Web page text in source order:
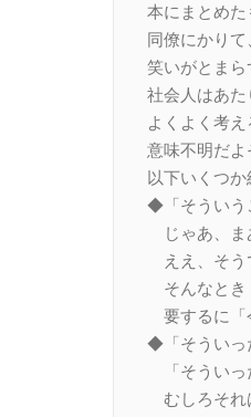
本にまとめた
同僚にかり
笑いがとまら
社会人はあた
よくよく考
意味不明だよ
以下いくつか
◆「そういう
じゃあ、ま
ええ、そう
そんなとき
要するに「
◆「そういっ
「そういっ
むしろそれ